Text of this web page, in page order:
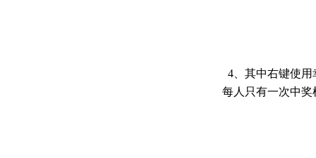
4、其中右键使
每人只有一次中